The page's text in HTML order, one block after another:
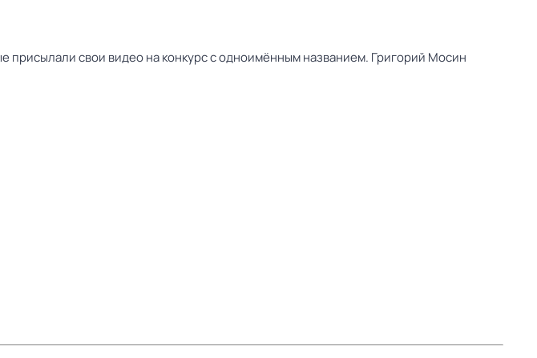
присылали свои видео на конкурс с одноимённым названием. Григорий Мосин